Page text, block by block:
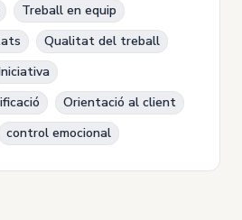
Treball en equip
Qualitat del treball
Orientació al client
control emocional